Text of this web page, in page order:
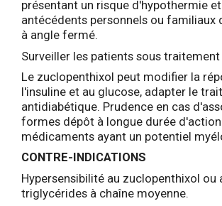
présentant un risque d'hypothermie
antécédents personnels ou familiaux
à angle fermé.
Surveiller les patients sous
Le zuclopenthixol peut modifier la
l'insuline et au glucose, adapter le
antidiabétique. Prudence en cas
formes dépôt à longue durée
médicaments ayant un potentiel
CONTRE-INDICATIONS
Hypersensibilité au zuclopenthixol ou
triglycérides à chaîne moyenne.